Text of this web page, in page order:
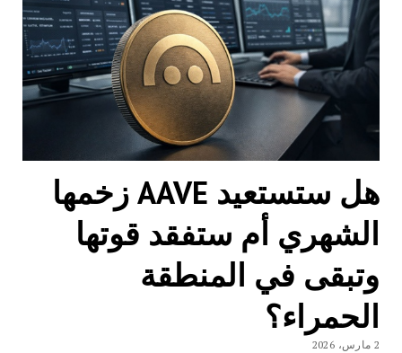
هل ستستعيد AAVE زخمها
الشهري أم ستفقد قوتها
وتبقى في المنطقة
الحمراء؟
2 مارس، 2026